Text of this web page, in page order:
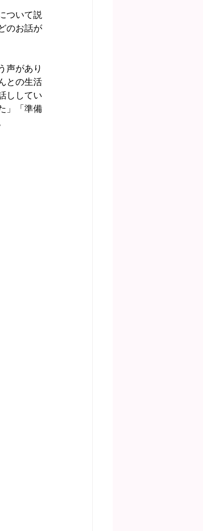
ついて説
のお話が
声があり
との生活
ししてい
」「準備